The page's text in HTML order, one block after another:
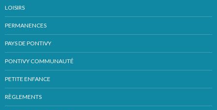
LOISIRS
PERMANENCES
PAYS DE PONTIVY
PONTIVY COMMUNAUTÉ
PETITE ENFANCE
RÈGLEMENTS